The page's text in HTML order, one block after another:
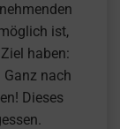
ist,
haben:
nach
Dieses